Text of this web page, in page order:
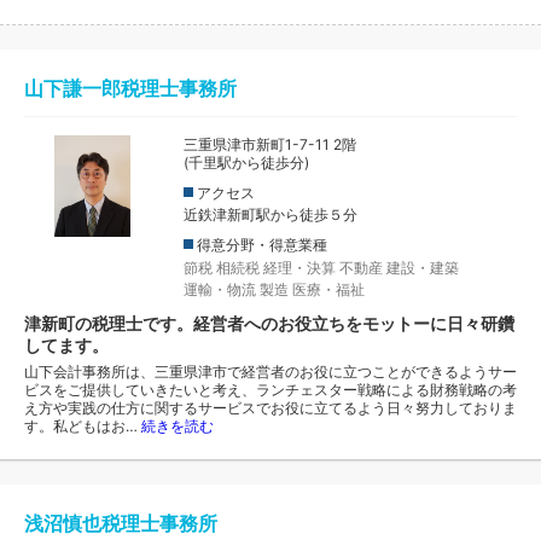
山下謙一郎税理士事務所
三重県津市新町1-7-11 2階
(千里駅から徒歩分)
アクセス
近鉄津新町駅から徒歩５分
得意分野・得意業種
節税 相続税 経理・決算 不動産 建設・建築
運輸・物流 製造 医療・福祉
津新町の税理士です。経営者へのお役立ちをモットーに日々研鑽
してます。
山下会計事務所は、三重県津市で経営者のお役に立つことができるようサー
ビスをご提供していきたいと考え、ランチェスター戦略による財務戦略の考
え方や実践の仕方に関するサービスでお役に立てるよう日々努力しておりま
す。私どもはお… 続きを読む
浅沼慎也税理士事務所